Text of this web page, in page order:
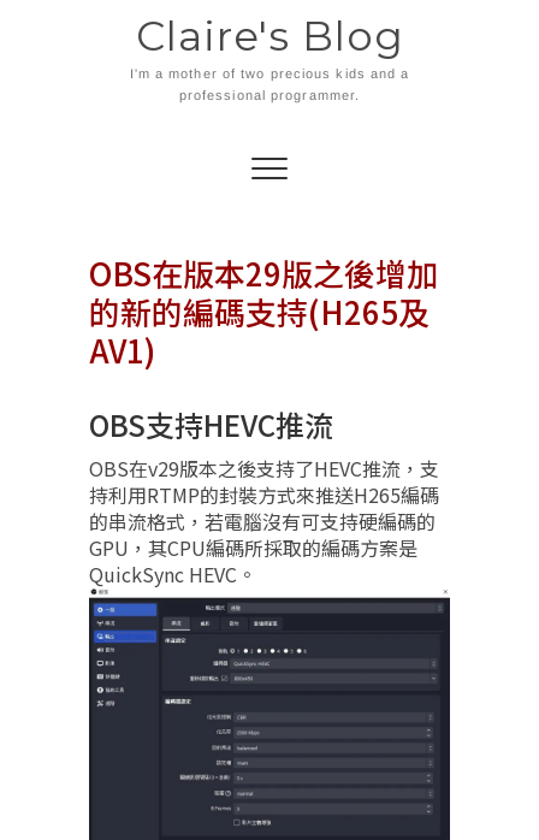
Claire's Blog
I'm a mother of two precious kids and a
professional programmer.
OBS在版本29版之後增加
的新的編碼支持(H265及
AV1)
OBS支持HEVC推流
OBS在v29版本之後支持了HEVC推流，支
持利用RTMP的封裝方式來推送H265編碼
的串流格式，若電腦沒有可支持硬編碼的
GPU，其CPU編碼所採取的編碼方案是
QuickSync HEVC。